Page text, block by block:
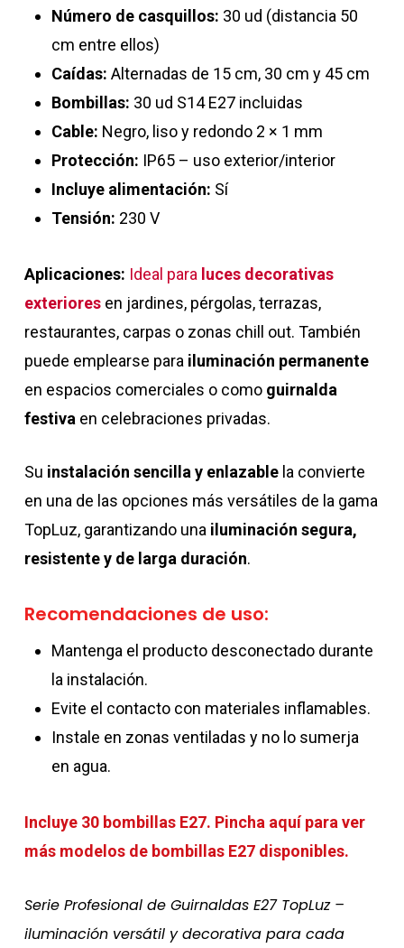
Número de casquillos: 30 ud (distancia 50
cm entre ellos)
Caídas: Alternadas de 15 cm, 30 cm y 45 cm
Bombillas: 30 ud S14 E27 incluidas
Cable: Negro, liso y redondo 2 × 1 mm
Protección: IP65 – uso exterior/interior
Incluye alimentación: Sí
Tensión: 230 V
Aplicaciones: Ideal para luces decorativas
exterioresen jardines, pérgolas, terrazas,
restaurantes, carpas o zonas chill out. También
puede emplearse para iluminación permanente
en espacios comerciales o como guirnalda
festiva en celebraciones privadas.
Su instalación sencilla y enlazablela convierte
en una de las opciones más versátiles de la gama
TopLuz, garantizando una iluminación segura,
resistente y de larga duración.
Recomendaciones de uso:
Mantenga el producto desconectado durante
la instalación.
Evite el contacto con materiales inflamables.
Instale en zonas ventiladas y no lo sumerja
en agua.
Incluye 30 bombillas E27. Pincha aquí para ver
más modelos de bombillas E27 disponibles.
Serie Profesional de Guirnaldas E27 TopLuz –
iluminación versátil y decorativa para cada